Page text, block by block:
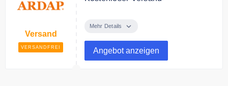
Versand
VERSANDFREI
insgesamt 30,00 € versendet
Deutschlands.
Mehr Details
Angebot anzeigen